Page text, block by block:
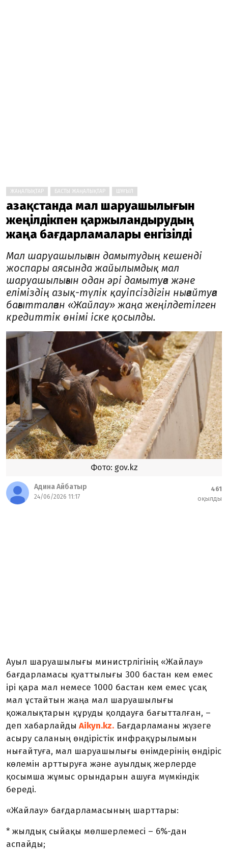
ЖАҢАЛЫҚТАР БАСТЫ ЖАҢАЛЫҚТАР ШҰҒЫЛ
Қазақстанда мал шаруашылығын
жеңілдікпен қаржыландырудың
жаңа бағдарламалары енгізілді
Мал шаруашылығын дамытудың кешенді
жоспары аясында жайылымдық мал
шаруашылығын одан әрі дамытуға және
еліміздің азық-түлік қауіпсіздігін нығайтуға
бағытталған «Жайлау» жаңа жеңілдетілген
кредиттік өнімі іске қосылды.
Фото: gov.kz
Адина Айбатыр
24/06/2026 11:17
461
оқылды
Ауыл шаруашылығы министрлігінің «Жайлау»
бағдарламасы қуаттылығы 300 бастан кем емес
ірі қара мал немесе 1000 бастан кем емес ұсақ
мал ұстайтын жаңа мал шаруашылығы
қожалықтарын құруды қолдауға бағытталған, –
деп хабарлайды Aikyn.kz. Бағдарламаны жүзеге
асыру саланың өндірістік инфрақұрылымын
нығайтуға, мал шаруашылығы өнімдерінің өндіріс
көлемін арттыруға және ауылдық жерлерде
қосымша жұмыс орындарын ашуға мүмкіндік
береді.
«Жайлау» бағдарламасының шарттары:
* жылдық сыйақы мөлшерлемесі – 6%-дан
аспайды;